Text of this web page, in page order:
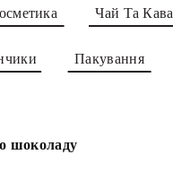
Чай Та Кава
Пакування
шоколаду